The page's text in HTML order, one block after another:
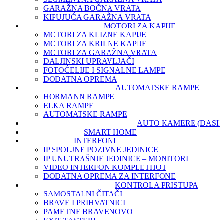
GARAŽNA BOČNA VRATA
KIPUJUĆA GARAŽNA VRATA
MOTORI ZA KAPIJE
MOTORI ZA KLIZNE KAPIJE
MOTORI ZA KRILNE KAPIJE
MOTORI ZA GARAŽNA VRATA
DALJINSKI UPRAVLJAČI
FOTOĆELIJE I SIGNALNE LAMPE
DODATNA OPREMA
AUTOMATSKE RAMPE
HORMANN RAMPE
ELKA RAMPE
AUTOMATSKE RAMPE
AUTO KAMERE
SMART HOME
INTERFONI
IP SPOLJNE POZIVNE JEDINICE
IP UNUTRAŠNJE JEDINICE – MONITORI
VIDEO INTERFON KOMPLETHOT
DODATNA OPREMA ZA INTERFONE
KONTROLA PRISTUPA
SAMOSTALNI ČITAČI
BRAVE I PRIHVATNICI
PAMETNE BRAVENOVO